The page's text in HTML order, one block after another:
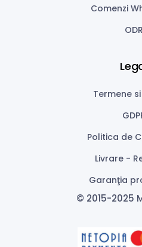
Comenzi
ODR
Termene
Politica de
Livrare -
Garanţia
© 2015-2025